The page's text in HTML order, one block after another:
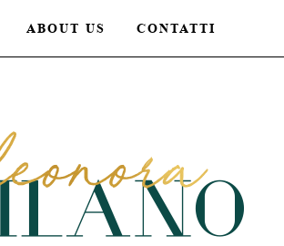
ABOUT US CONTATTI